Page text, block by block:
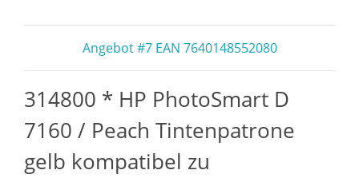
Angebot #7 EAN 7640148552080
314800 * HP PhotoSmart D
7160 / Peach Tintenpatrone
gelb kompatibel zu